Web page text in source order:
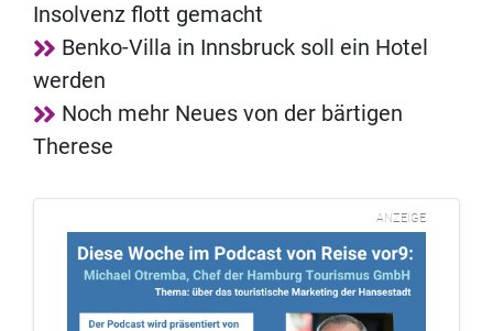
Insolvenz flott gemacht
Benko-Villa in Innsbruck soll ein Hotel
werden
Noch mehr Neues von der bärtigen
Therese
ANZEIGE